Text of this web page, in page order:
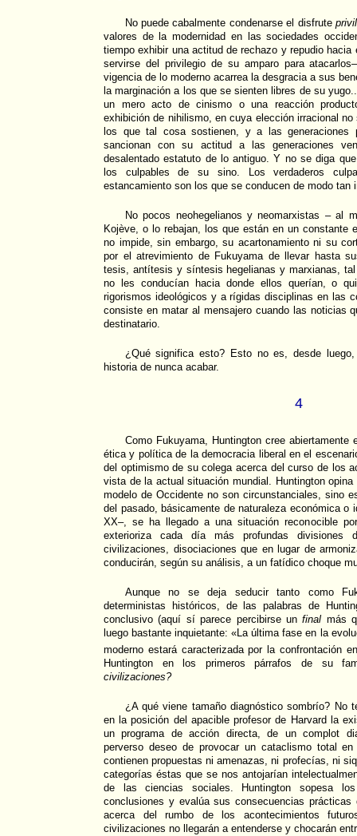
No puede cabalmente condenarse el disfrute
valores de la modernidad en las sociedades
tiempo exhibir una actitud de rechazo y repudio
servirse del privilegio de su amparo para
vigencia de lo moderno acarrea la desgracia a sus
la marginación a los que se sienten libres de su
un mero acto de cinismo o una reacción
exhibición de nihilismo, en cuya elección irracional
los que tal cosa sostienen, y a las generaciones
sancionan con su actitud a las generaciones
desalentado estatuto de lo antiguo. Y no se diga
los culpables de su sino. Los verdaderos
estancamiento son los que se conducen de modo tan
No pocos neohegelianos y neomarxistas – al
Kojève, o lo rebajan, los que están en un constante
no impide, sin embargo, su acartonamiento ni su
por el atrevimiento de Fukuyama de llevar hasta
tesis, antítesis y síntesis hegelianas y marxianas,
no les conducían hacia donde ellos querían, o
rigorismos ideológicos y a rígidas disciplinas en las
consiste en matar al mensajero cuando las noticias
destinatario.
¿Qué significa esto? Esto no es, desde
historia de nunca acabar.
4
Como Fukuyama, Huntington cree abiertamente
ética y política de la democracia liberal en el
del optimismo de su colega acerca del curso de los
vista de la actual situación mundial. Huntington
modelo de Occidente no son circunstanciales, sino
del pasado, básicamente de naturaleza económica o
XX–, se ha llegado a una situación reconocible
exterioriza cada día más profundas divisiones
civilizaciones, disociaciones que en lugar de
conducirán, según su análisis, a un fatídico choque
Aunque no se deja seducir tanto como
deterministas históricos, de las palabras de
conclusivo (aquí sí parece percibirse unfinal más
luego bastante inquietante: «La última fase en la
moderno estará caracterizada por la confrontación
Huntington en los primeros párrafos de su
civilizaciones?
¿A qué viene tamaño diagnóstico sombrío? No
en la posición del apacible profesor de Harvard la
un programa de acción directa, de un complot
perverso deseo de provocar un cataclismo total
contienen propuestas ni amenazas, ni profecías, ni
categorías éstas que se nos antojarían
de las ciencias sociales. Huntington sopesa
conclusiones y evalúa sus consecuencias
acerca del rumbo de los acontecimientos
civilizaciones no llegarán a entenderse y chocarán